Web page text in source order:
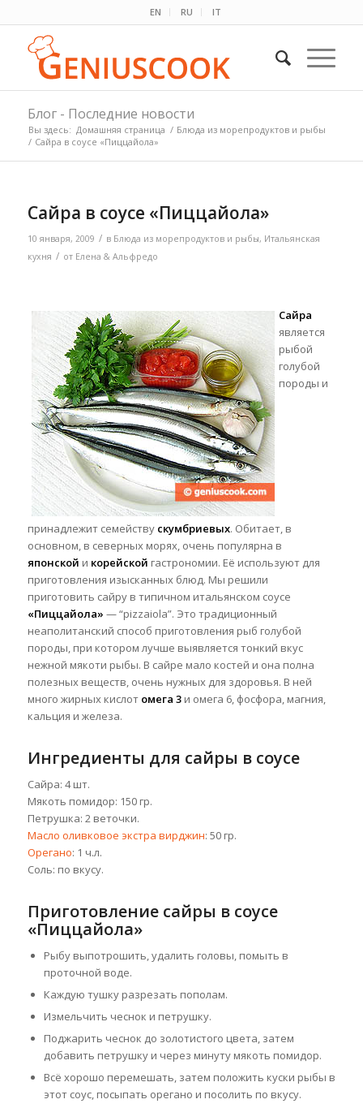
EN RU IT
Блог - Последние новости
Вы здесь: Домашняя страница / Блюда из морепродуктов и рыбы
/ Сайра в соусе «Пиццайола»
Сайра в соусе «Пиццайола»
10 января, 2009 / в Блюда из морепродуктов и рыбы, Итальянская
кухня / от Елена & Альфредо
Сайра
является
рыбой
голубой
породы и
принадлежит семейству скумбриевых. Обитает, в
основном, в северных морях, очень популярна в
японской и корейской гастрономии. Её используют для
приготовления изысканных блюд. Мы решили
приготовить сайру в типичном итальянском соусе
«Пиццайола» — “pizzaiola”. Это традиционный
неаполитанский способ приготовления рыб голубой
породы, при котором лучше выявляется тонкий вкус
нежной мякоти рыбы. В сайре мало костей и она полна
полезных веществ, очень нужных для здоровья. В ней
много жирных кислот омега 3и омега 6, фосфора, магния,
кальция и железа.
Ингредиенты для сайры в соусе
Сайра: 4 шт.
Мякоть помидор: 150 гр.
Петрушка: 2 веточки.
Масло оливковое экстра вирджин: 50 гр.
Орегано: 1 ч.л.
Соль: по вкусу.
Приготовление сайры в соусе
«Пиццайола»
Рыбу выпотрошить, удалить головы, помыть в
проточной воде.
Каждую тушку разрезать пополам.
Измельчить чеснок и петрушку.
Поджарить чеснок до золотистого цвета, затем
добавить петрушку и через минуту мякоть помидор.
Всё хорошо перемешать, затем положить куски рыбы в
этот соус, посыпать орегано и посолить по вкусу.